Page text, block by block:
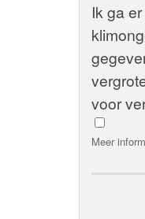
Ik ga
voor
Meer